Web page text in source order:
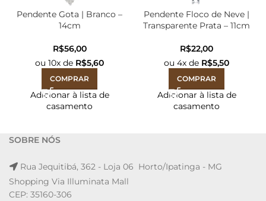
Pendente Gota | Branco –
14cm
R$
ou 10x de R$5,60
COMPRAR
Adicionar à lista de
casamento
Pendente Floco de Neve |
Transparente Prata – 11cm
R$
ou 4x de R$5,50
COMPRAR
Adicionar à lista de
casamento
SOBRE NÓS
Rua Jequitibá, 362 - Loja 06 Horto/Ipatinga - MG
Shopping Via Illuminata Mall
CEP: 35160-306